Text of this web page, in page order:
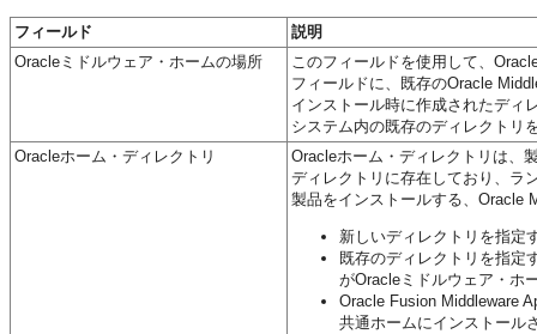
フィールド
説明
Oracleミドルウェア・ホームの場所
このフィールドを使用して、
フィールドに、既存のOracle
インストール時に作成されたディ
システム内の既存のディレクトリ
Oracleホーム・ディレクトリ
Oracleホーム・ディレクトリは、
ディレクトリに存在しており、ラ
製品をインストールする、Oracle
新しいディレクトリを指定
既存のディレクトリを指定
がOracleミドルウェア・ホ
Oracle Fusion Middleware
共通ホームにインストール